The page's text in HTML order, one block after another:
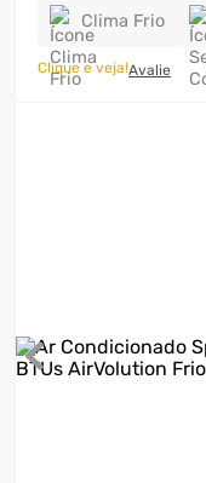
Clima Frio
Clique e veja!Avalie
5º
cervejeira
6º
soprador